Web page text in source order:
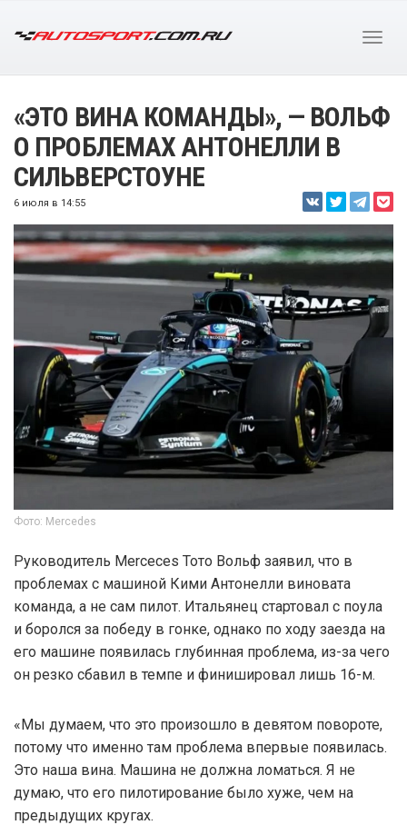
«ЭТО ВИНА КОМАНДЫ», — ВОЛЬФ
О ПРОБЛЕМАХ АНТОНЕЛЛИ В
СИЛЬВЕРСТОУНЕ
6 июля в 14:55
Фото: Mercedes
Руководитель Merceces Тото Вольф заявил, что в
проблемах с машиной Кими Антонелли виновата
команда, а не сам пилот. Итальянец стартовал с поула
и боролся за победу в гонке, однако по ходу заезда на
его машине появилась глубинная проблема, из-за чего
он резко сбавил в темпе и финишировал лишь 16-м.
«Мы думаем, что это произошло в девятом повороте,
потому что именно там проблема впервые появилась.
Это наша вина. Машина не должна ломаться. Я не
думаю, что его пилотирование было хуже, чем на
предыдущих кругах.